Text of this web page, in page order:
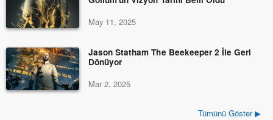
May 11, 2025
Jason Statham The Beekeeper 2 İle Geri
Dönüyor
Mar 2, 2025
Tümünü Göster ▶